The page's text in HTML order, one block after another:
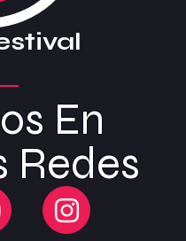
En
Redes